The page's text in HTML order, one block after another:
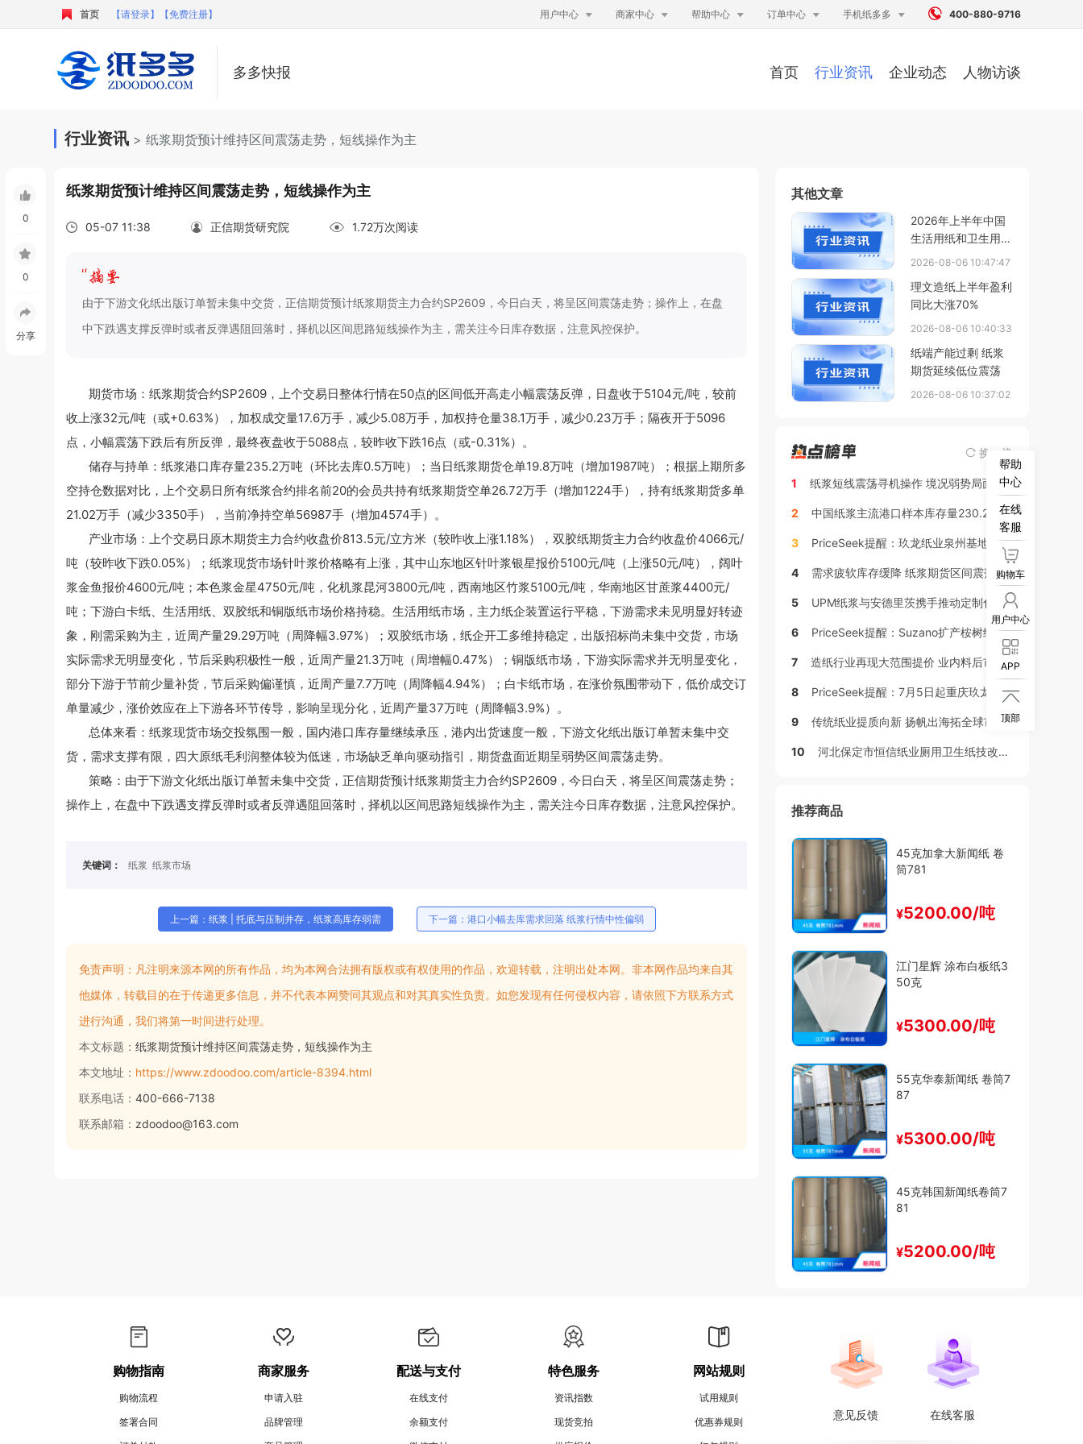
首页 【请登录】 【免费注册】 用户中心  商家中心  帮助中心  订单中心  手机纸多多   400-880-9716
多多快报 首页 行业资讯 企业动态 人物访谈
行业资讯 > 纸浆期货预计维持区间震荡走势，短线操作为主
纸浆期货预计维持区间震荡走势，短线操作为主
05-07 11:38 正信期货研究院 1.72万次阅读
由于下游文化纸出版订单暂未集中交货，正信期货预计纸浆期货主力合约SP2609，今日白天，将呈区间震荡走势；操作上，在盘
中下跌遇支撑反弹时或者反弹遇阻回落时，择机以区间思路短线操作为主，需关注今日库存数据，注意风控保护。
期货市场：纸浆期货合约SP2609，上个交易日整体行情在50点的区间低开高走小幅震荡反弹，日盘收于5104元/吨，较前
收上涨32元/吨（或+0.63%），加权成交量17.6万手，减少5.08万手，加权持仓量38.1万手，减少0.23万手；隔夜开于5096
点，小幅震荡下跌后有所反弹，最终夜盘收于5088点，较昨收下跌16点（或-0.31%）。
储存与持单：纸浆港口库存量235.2万吨（环比去库0.5万吨）；当日纸浆期货仓单19.8万吨（增加1987吨）；根据上期所多
空持仓数据对比，上个交易日所有纸浆合约排名前20的会员共持有纸浆期货空单26.72万手（增加1224手），持有纸浆期货多单
21.02万手（减少3350手），当前净持空单56987手（增加4574手）。
产业市场：上个交易日原木期货主力合约收盘价813.5元/立方米（较昨收上涨1.18%），双胶纸期货主力合约收盘价4066元/
吨（较昨收下跌0.05%）；纸浆现货市场针叶浆价格略有上涨，其中山东地区针叶浆银星报价5100元/吨（上涨50元/吨），阔叶
浆金鱼报价4600元/吨；本色浆金星4750元/吨，化机浆昆河3800元/吨，西南地区竹浆5100元/吨，华南地区甘蔗浆4400元/
吨；下游白卡纸、生活用纸、双胶纸和铜版纸市场价格持稳。生活用纸市场，主力纸企装置运行平稳，下游需求未见明显好转迹
象，刚需采购为主，近周产量29.29万吨（周降幅3.97%）；双胶纸市场，纸企开工多维持稳定，出版招标尚未集中交货，市场
实际需求无明显变化，节后采购积极性一般，近周产量21.3万吨（周增幅0.47%）；铜版纸市场，下游实际需求并无明显变化，
部分下游于节前少量补货，节后采购偏谨慎，近周产量7.7万吨（周降幅4.94%）；白卡纸市场，在涨价氛围带动下，低价成交订
单量减少，涨价效应在上下游各环节传导，影响呈现分化，近周产量37万吨（周降幅3.9%）。
总体来看：纸浆现货市场交投氛围一般，国内港口库存量继续承压，港内出货速度一般，下游文化纸出版订单暂未集中交
货，需求支撑有限，四大原纸毛利润整体较为低迷，市场缺乏单向驱动指引，期货盘面近期呈弱势区间震荡走势。
策略：由于下游文化纸出版订单暂未集中交货，正信期货预计纸浆期货主力合约SP2609，今日白天，将呈区间震荡走势；
操作上，在盘中下跌遇支撑反弹时或者反弹遇阻回落时，择机以区间思路短线操作为主，需关注今日库存数据，注意风控保护。
关键词： 纸浆 纸浆市场
上一篇：纸浆 | 托底与压制并存，纸浆高库存弱需 下一篇：港口小幅去库需求回落 纸浆行情中性偏弱
免责声明： 凡注明来源本网的所有作品，均为本网合法拥有版权或有权使用的作品，欢迎转载，注明出处本网。非本网作品均来自其
他媒体，转载目的在于传递更多信息，并不代表本网赞同其观点和对其真实性负责。如您发现有任何侵权内容，请依照下方联系方式
进行沟通，我们将第一时间进行处理。
本文标题： 纸浆期货预计维持区间震荡走势，短线操作为主
本文地址： https://www.zdoodoo.com/article-8394.html
联系电话： 400-666-7138
联系邮箱： zdoodoo@163.com
其他文章
2026年上半年中国
生活用纸和卫生用品
进出口情况
2026-08-06 10:47:47
理文造纸上半年盈利
同比大涨70%
2026-08-06 10:40:33
纸端产能过剩 纸浆
期货延续低位震荡
2026-08-06 10:37:02
换一换
1 纸浆短线震荡寻机操作 境况弱势局面维持
2 中国纸浆主流港口样本库存量230.2万吨，较上周去库2.0万吨
3 PriceSeek提醒：玖龙纸业泉州基地上调再生牛卡价格
4 需求疲软库存缓降 纸浆期货区间震荡运行
5 UPM纸浆与安德里茨携手推动定制化生活用纸创新，赋能中国客户提升产品竞争力
6 PriceSeek提醒：Suzano扩产桉树绒对木浆价格影响分析
7 造纸行业再现大范围提价 业内料后市涨价与回调风险交织
8 PriceSeek提醒：7月5日起重庆玖龙上调两类纸品价格
9 传统纸业提质向新 扬帆出海拓全球市场
10 河北保定市恒信纸业厕用卫生纸技改项目环评公示
推荐商品
45克加拿大新闻纸 卷
筒781
¥5200.00/吨
江门星辉 涂布白板纸3
50克
¥5300.00/吨
55克华泰新闻纸 卷筒7
87
¥5300.00/吨
45克韩国新闻纸卷筒7
81
¥5200.00/吨
0
0
分享
帮助
中心
在线
客服
购物车
用户中心
APP

顶部
购物指南
购物流程
签署合同
商家服务
申请入驻
品牌管理
配送与支付
在线支付
余额支付
特色服务
资讯指数
现货竞拍
网站规则
试用规则
优惠券规则
意见反馈 在线客服